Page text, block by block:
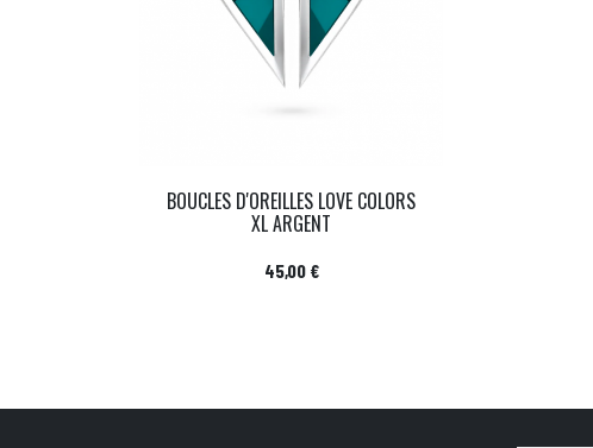
BOUCLES D'OREILLES LOVE COLORS
XL ARGENT
Prix
45,00 €